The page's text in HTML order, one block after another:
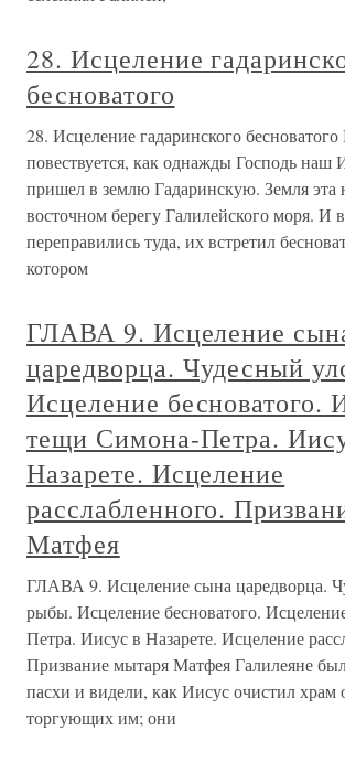
28. Исцеление
бесноватого
28. Исцеление гадаринского
повествуется, как однажды Господь наш
пришел в землю Гадаринскую. Земля эта
восточном берегу Галилейского моря. И
переправились туда, их встретил
котором
ГЛАВА 9. Исцеление
царедворца. Чудесный
Исцеление бесноватого.
тещи Симона-Петра.
Назарете. Исцеление
расслабленного.
Матфея
ГЛАВА 9. Исцеление сына царедворца.
рыбы. Исцеление бесноватого.
Петра. Иисус в Назарете. Исцеление
Призвание мытаря Матфея Галилеяне
пасхи и видели, как Иисус очистил храм
торгующих им; они